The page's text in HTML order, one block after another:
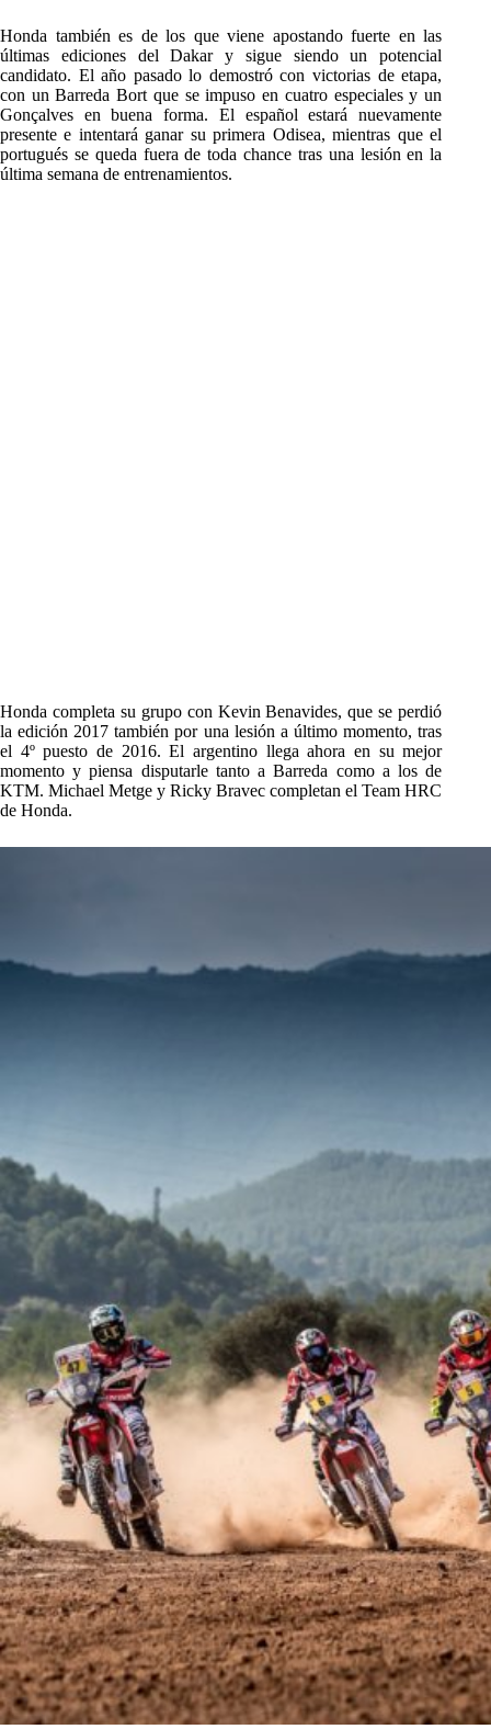
Honda también es de los que viene apostando fuerte en las
últimas ediciones del Dakar y sigue siendo un potencial
candidato. El año pasado lo demostró con victorias de etapa,
con un Barreda Bort que se impuso en cuatro especiales y un
Gonçalves en buena forma. El español estará nuevamente
presente e intentará ganar su primera Odisea, mientras que el
portugués se queda fuera de toda chance tras una lesión en la
última semana de entrenamientos.
Honda completa su grupo con Kevin Benavides, que se perdió
la edición 2017 también por una lesión a último momento, tras
el 4º puesto de 2016. El argentino llega ahora en su mejor
momento y piensa disputarle tanto a Barreda como a los de
KTM. Michael Metge y Ricky Bravec completan el Team HRC
de Honda.